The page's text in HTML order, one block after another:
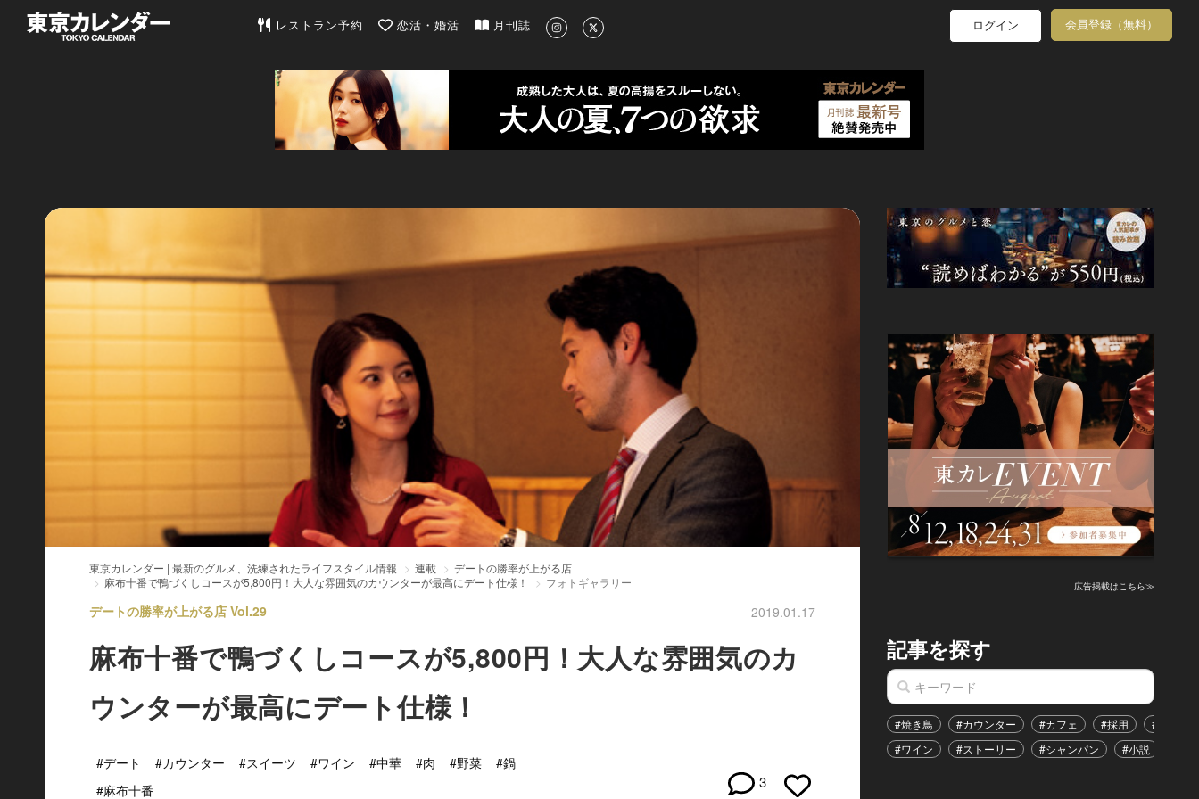
東京カレンダー | 最新のグルメ、洗練されたライフスタイル情報
レストラン予約 恋活・婚活 月刊誌 ログイン 会員登録（無料）
東京カレンダー | 最新のグルメ、洗練されたライフスタイル情報 連載
デートの勝率が上がる店
麻布十番で鴨づくしコースが5,800円！大人な雰囲気のカウンターが最高にデート仕様！
フォトギャラリー
デートの勝率が上がる店 Vol.29 2019.01.17
麻布十番で鴨づくしコースが5,800円！大人な雰囲気のカ
ウンターが最高にデート仕様！
#デート #カウンター #スイーツ #ワイン #中華 #肉 #野菜
#鍋
#麻布十番
3
広告掲載はこちら≫
記事を探す
#焼き鳥 #カウンター #カフェ #採用
#恋愛
#ワイン
#ストーリー #シャンパン #小説